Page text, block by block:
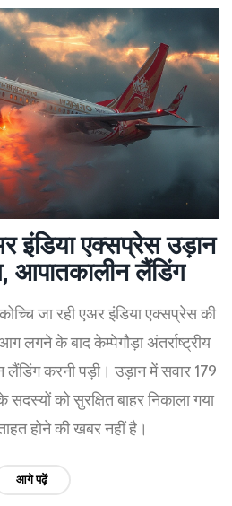
इंडिया एक्सप्रेस उड़ान
लैंडिंग
जा रही एअर इंडिया एक्सप्रेस की
लगने के बाद केम्पेगौड़ा अंतर्राष्ट्रीय
करनी पड़ी। उड़ान में सवार 179
को सुरक्षित बाहर निकाला गया
होने की खबर नहीं है।
आगे पढ़ें